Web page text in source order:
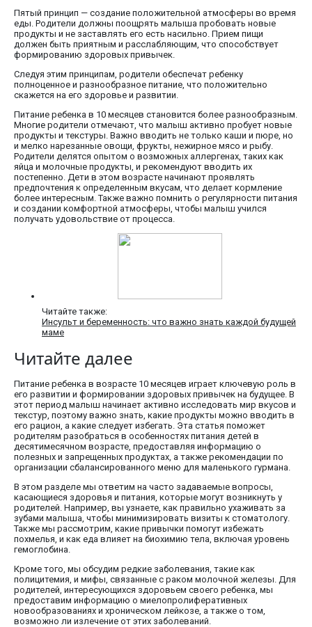
Пятый принцип — создание положительной атмосферы во время
еды. Родители должны поощрять малыша пробовать новые
продукты и не заставлять его есть насильно. Прием пищи
должен быть приятным и расслабляющим, что способствует
формированию здоровых привычек.
Следуя этим принципам, родители обеспечат ребенку
полноценное и разнообразное питание, что положительно
скажется на его здоровье и развитии.
Питание ребенка в 10 месяцев становится более разнообразным.
Многие родители отмечают, что малыш активно пробует новые
продукты и текстуры. Важно вводить не только каши и пюре, но
и мелко нарезанные овощи, фрукты, нежирное мясо и рыбу.
Родители делятся опытом о возможных аллергенах, таких как
яйца и молочные продукты, и рекомендуют вводить их
постепенно. Дети в этом возрасте начинают проявлять
предпочтения к определенным вкусам, что делает кормление
более интересным. Также важно помнить о регулярности питания
и создании комфортной атмосферы, чтобы малыш учился
получать удовольствие от процесса.
Читайте также:
Инсульт и беременность: что важно знать каждой будущей
маме
Читайте далее
Питание ребенка в возрасте 10 месяцев играет ключевую роль в
его развитии и формировании здоровых привычек на будущее. В
этот период малыш начинает активно исследовать мир вкусов и
текстур, поэтому важно знать, какие продукты можно вводить в
его рацион, а какие следует избегать. Эта статья поможет
родителям разобраться в особенностях питания детей в
десятимесячном возрасте, предоставляя информацию о
полезных и запрещенных продуктах, а также рекомендации по
организации сбалансированного меню для маленького гурмана.
В этом разделе мы ответим на часто задаваемые вопросы,
касающиеся здоровья и питания, которые могут возникнуть у
родителей. Например, вы узнаете, как правильно ухаживать за
зубами малыша, чтобы минимизировать визиты к стоматологу.
Также мы рассмотрим, какие привычки помогут избежать
похмелья, и как еда влияет на биохимию тела, включая уровень
гемоглобина.
Кроме того, мы обсудим редкие заболевания, такие как
полицитемия, и мифы, связанные с раком молочной железы. Для
родителей, интересующихся здоровьем своего ребенка, мы
предоставим информацию о миелопролиферативных
новообразованиях и хроническом лейкозе, а также о том,
возможно ли излечение от этих заболеваний.